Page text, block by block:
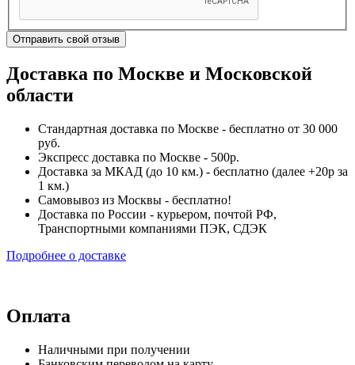
Отправить свой отзыв
Доставка по Москве и Московской
области
Стандартная доставка по Москве - бесплатно от 30 000
руб.
Экспресс доставка по Москве - 500р.
Доставка за МКАД (до 10 км.) - бесплатно (далее +20р за
1 км.)
Самовывоз из Москвы - бесплатно!
Доставка по России - курьером, почтой РФ,
Транспортными компаниями ПЭК, СДЭК
Подробнее о доставке
Оплата
Наличными при получении